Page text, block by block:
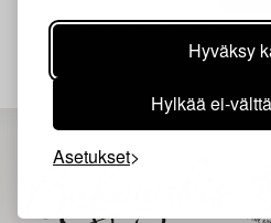
Hyväksy
Hylkää ei-
Asetukset
Juuri nyt ei löytynyt